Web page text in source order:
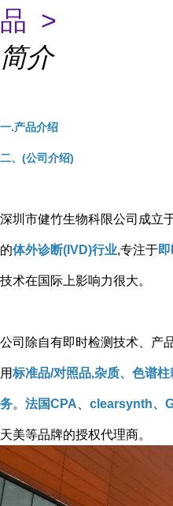
品 >
简介
一.产品介绍
二、(公司介绍)
深圳市健竹生物科限公司成立
的体外诊断(IVD)行业,专注于
技术在国际上影响力很大。
公司除自有即时检测技术、产
用标准品/对照品,杂质、色谱
务。 法国CPA clearsynth、
天美等品牌的授权代理商。